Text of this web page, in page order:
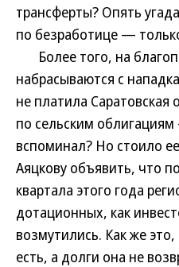
трансферты? Опять
по безработице —
Более того, на
набрасываются с
не платила
по сельским
вспоминал? Но стоило
Аяцкову объявить, что
квартала этого года
дотационных, как
возмутились. Как же
есть, а долги она не